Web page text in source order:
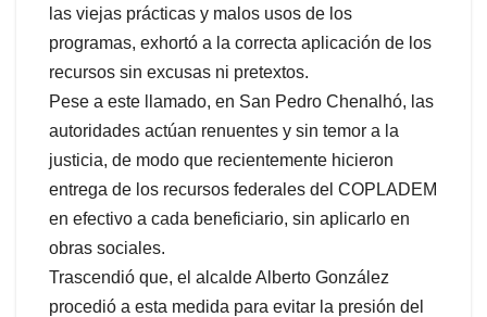
las viejas prácticas y malos usos de los
programas, exhortó a la correcta aplicación de los
recursos sin excusas ni pretextos.
Pese a este llamado, en San Pedro Chenalhó, las
autoridades actúan renuentes y sin temor a la
justicia, de modo que recientemente hicieron
entrega de los recursos federales del COPLADEM
en efectivo a cada beneficiario, sin aplicarlo en
obras sociales.
Trascendió que, el alcalde Alberto González
procedió a esta medida para evitar la presión del